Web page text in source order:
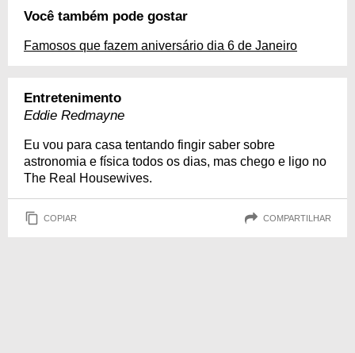
Você também pode gostar
Famosos que fazem aniversário dia 6 de Janeiro
Entretenimento
Eddie Redmayne
Eu vou para casa tentando fingir saber sobre
astronomia e física todos os dias, mas chego e ligo no
The Real Housewives.
COPIAR COMPARTILHAR